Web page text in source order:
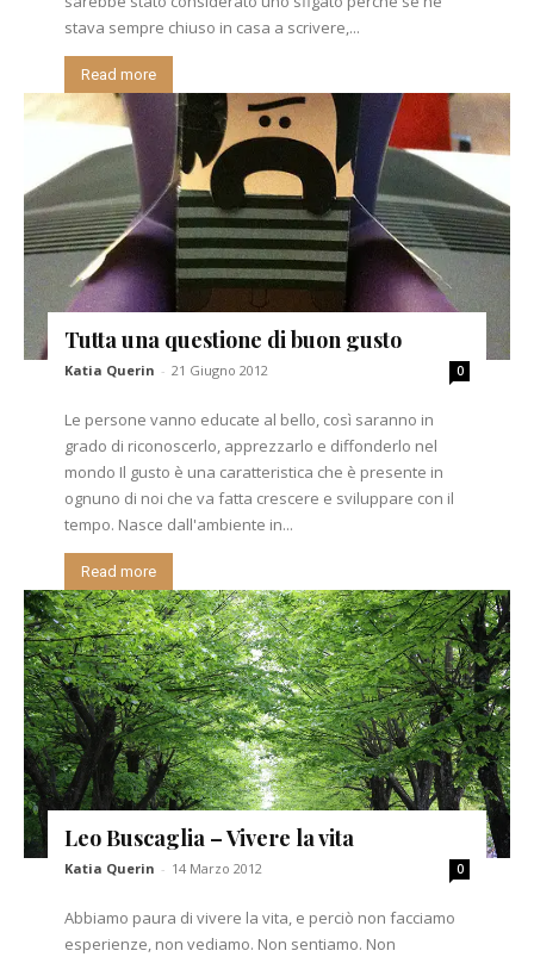
stava sempre chiuso in casa a scrivere,...
Read more
Tutta una questione di buon gusto
Katia Querin - 21 Giugno 2012 0
Le persone vanno educate al bello, così saranno in
grado di riconoscerlo, apprezzarlo e diffonderlo nel
mondo Il gusto è una caratteristica che è presente in
ognuno di noi che va fatta crescere e sviluppare con il
tempo. Nasce dall'ambiente in...
Read more
Leo Buscaglia – Vivere la vita
Katia Querin - 14 Marzo 2012 0
Abbiamo paura di vivere la vita, e perciò non facciamo
esperienze, non vediamo. Non sentiamo. Non